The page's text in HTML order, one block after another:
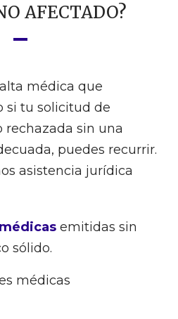
AFECTADO?
médica que
si tu solicitud de
rechazada sin una
puedes recurrir.
asistencia jurídica
emitidas sin
sólido.
médicas